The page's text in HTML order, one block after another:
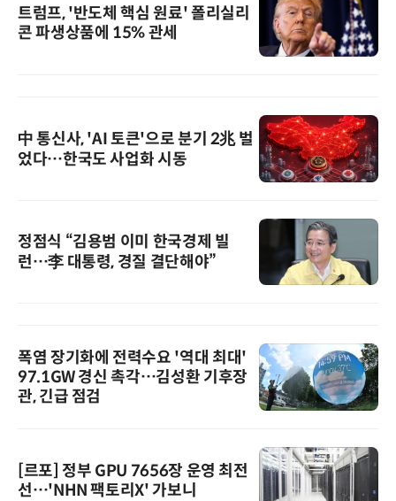
트럼프, '반도체 핵심 원료' 폴리실리
콘 파생상품에 15% 관세
中 통신사, 'AI 토큰'으로 분기 2兆 벌
었다…한국도 사업화 시동
정점식 “김용범 이미 한국경제 빌
런…李 대통령, 경질 결단해야”
폭염 장기화에 전력수요 '역대 최대'
97.1GW 경신 촉각…김성환 기후장
관, 긴급 점검
[르포] 정부 GPU 7656장 운영 최전
선…'NHN 팩토리X' 가보니